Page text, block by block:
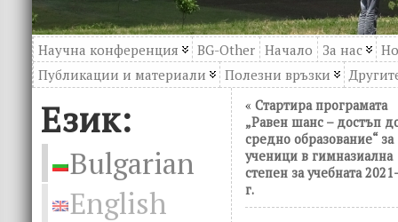
Научна конференция BG-Other Начало За нас
Публикации и материали
Полезни връзки
Език:
Bulgarian
English
« Стартира програмата
„Равен шанс – достъп
средно образование“ за
ученици в гимназиална
степен за учебната
г.